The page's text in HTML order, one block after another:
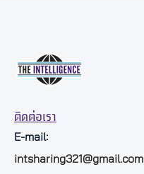
ติดต่อเรา
E-mail:
intsharing321@gmail.com